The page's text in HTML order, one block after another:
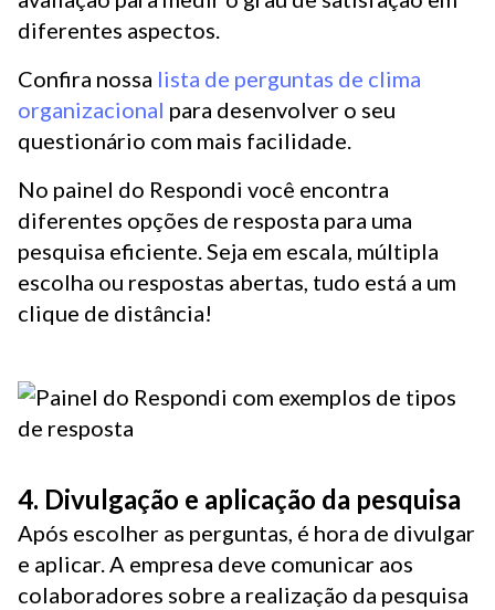
diferentes aspectos.
Confira nossa lista de perguntas de clima
organizacional para desenvolver o seu
questionário com mais facilidade.
No painel do Respondi você encontra
diferentes opções de resposta para uma
pesquisa eficiente. Seja em escala, múltipla
escolha ou respostas abertas, tudo está a um
clique de distância!
4. Divulgação e aplicação da pesquisa
Após escolher as perguntas, é hora de divulgar
e aplicar. A empresa deve comunicar aos
colaboradores sobre a realização da pesquisa